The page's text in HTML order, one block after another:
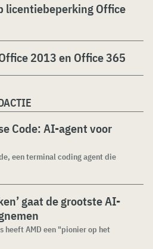
licentiebeperking Office
2013 en Office 365
Code: AI-agent voor
een terminal coding agent die
gaat de grootste AI-
heeft AMD een "pionier op het